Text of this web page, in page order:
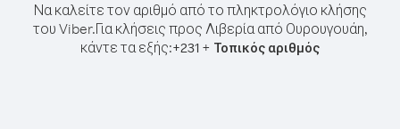
Να καλείτε τον αριθμό από το πληκτρολόγιο κλήσης
του Viber.Για κλήσεις προς Λιβερία από Ουρουγουάη,
κάντε τα εξής:+231 + Τοπικός αριθμός